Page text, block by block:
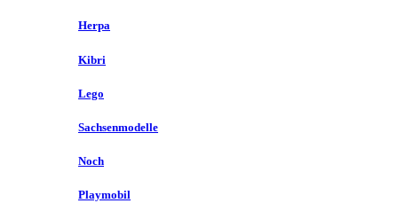
Herpa
Kibri
Lego
Sachsenmodelle
Noch
Playmobil